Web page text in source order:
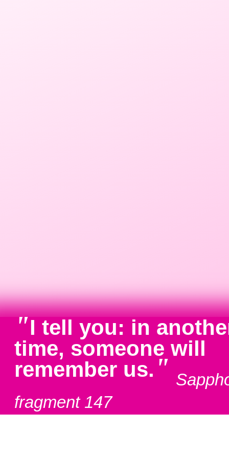
"I tell you: in
time, someone will
remember us. "
fragment 147